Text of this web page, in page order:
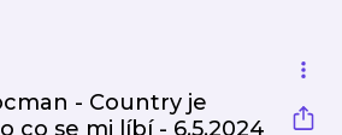
- Country je
co se mi líbí - 6.5.2024